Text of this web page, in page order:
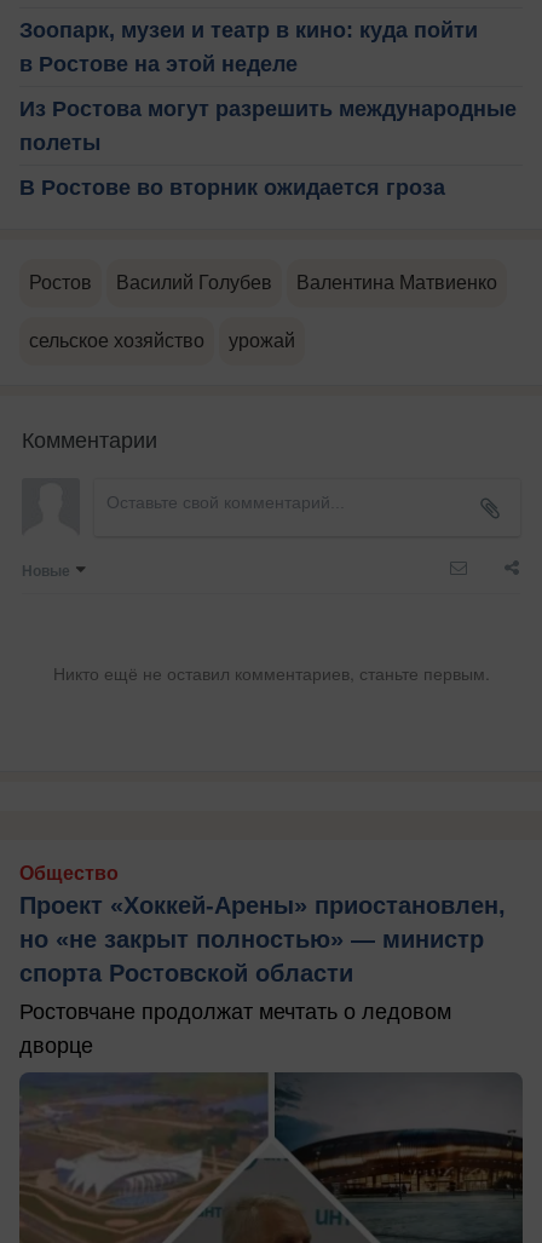
Зоопарк, музеи и театр в кино: куда пойти
в Ростове на этой неделе
Из Ростова могут разрешить международные
полеты
В Ростове во вторник ожидается гроза
Ростов Василий Голубев Валентина Матвиенко
сельское хозяйство урожай
Комментарии
Новые
Никто ещё не оставил комментариев, станьте первым.
Общество
Проект «Хоккей-Арены» приостановлен,
но «не закрыт полностью» — министр
спорта Ростовской области
Ростовчане продолжат мечтать о ледовом
дворце